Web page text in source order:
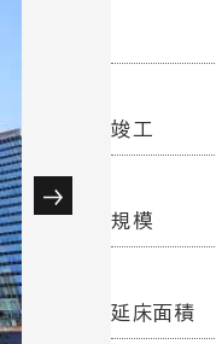
竣工
規模
延床面積